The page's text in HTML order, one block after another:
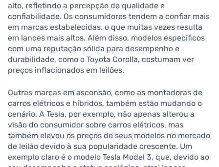
alto, refletindo a percepção de qualidade e
confiabilidade. Os consumidores tendem a confiar mais
em marcas estabelecidas, o que muitas vezes resulta
em lances mais altos. Além disso, modelos específicos
com uma reputação sólida para desempenho e
durabilidade, como o Toyota Corolla, costumam ver
preços inflacionados em leilões.
Outras marcas em ascensão, como as montadoras de
carros elétricos e híbridos, também estão mudando o
cenário. A Tesla, por exemplo, não apenas alterou a
visão do consumidor sobre carros elétricos, mas
também elevou os preços de seus modelos no mercado
de leilão devido à sua popularidade crescente. Um
exemplo claro é o modelo Tesla Model 3, que, devido ao